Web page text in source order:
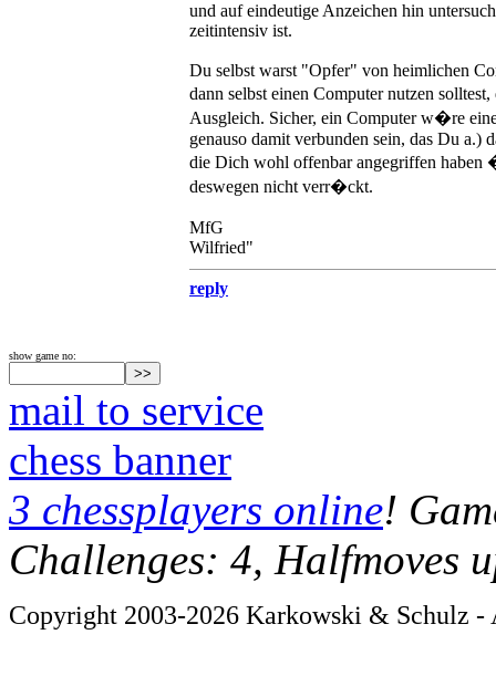
und auf eindeutige Anzeichen hin
zeitintensiv ist.
Du selbst warst "Opfer" von heimlichen
dann selbst einen Computer nutzen
Ausgleich. Sicher, ein Computer w�re
genauso damit verbunden sein, das Du a.)
die Dich wohl offenbar angegriffen
deswegen nicht verr�ckt.
MfG
Wilfried"
reply
show game no:
mail to service
chess banner
3 chessplayers online!
Challenges: 4, Halfmoves
Copyright 2003-2026 Karkowski & Schulz